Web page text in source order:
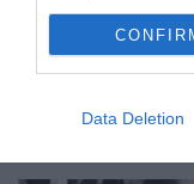
Data Deletion
Σχετικά Άρθρα